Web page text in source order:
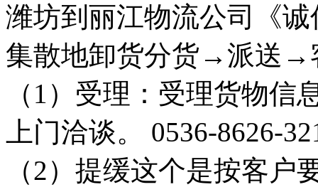
潍坊到丽江物流公司《
集散地卸货分货→派送
（1）受理：受理货物
上门洽谈。 0536-8626-
（2）提缓这个是按客